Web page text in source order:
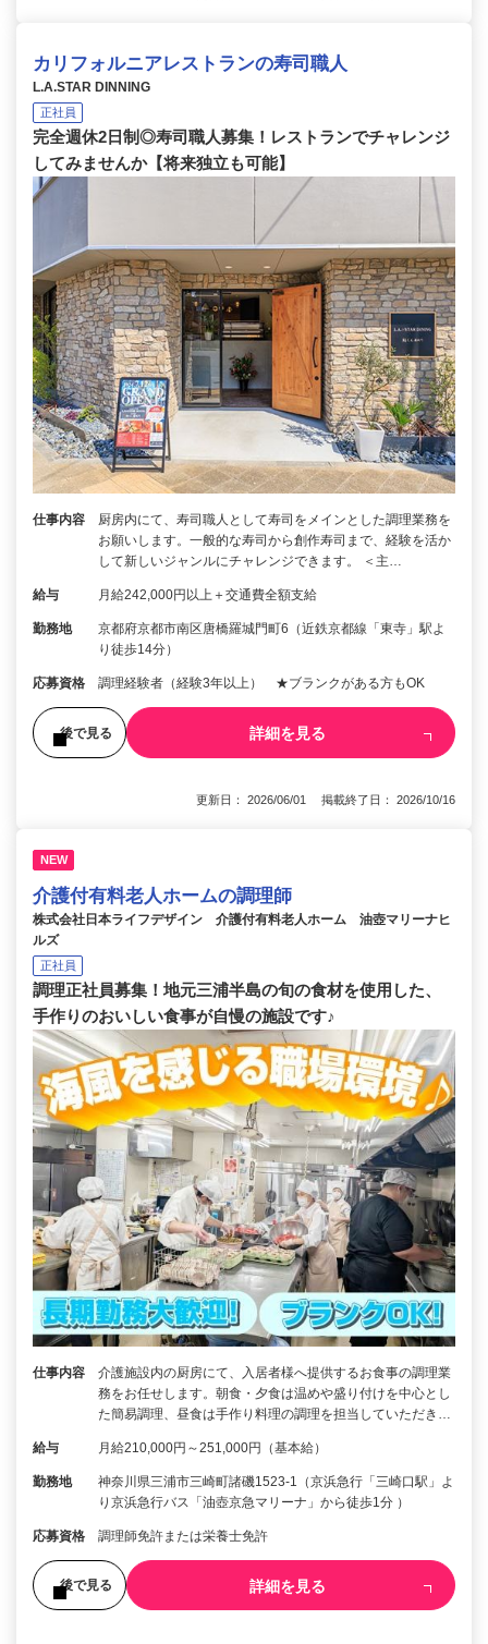
カリフォルニアレストランの寿司職人
L.A.STAR DINNING
正社員
完全週休2日制◎寿司職人募集！レストランでチャレンジ
してみませんか【将来独立も可能】
仕事内容
厨房内にて、寿司職人として寿司をメインとした調理業務を
お願いします。一般的な寿司から創作寿司まで、経験を活か
して新しいジャンルにチャレンジできます。 ＜主…
給与 月給242,000円以上＋交通費全額支給
勤務地
京都府京都市南区唐橋羅城門町6（近鉄京都線「東寺」駅よ
り徒歩14分）
応募資格 調理経験者（経験3年以上） ★ブランクがある方もOK
後で見る 詳細を見る
更新日： 2026/06/01 掲載終了日： 2026/10/16
NEW
介護付有料老人ホームの調理師
株式会社日本ライフデザイン 介護付有料老人ホーム 油壺マリーナヒ
ルズ
正社員
調理正社員募集！地元三浦半島の旬の食材を使用した、
手作りのおいしい食事が自慢の施設です♪
仕事内容
介護施設内の厨房にて、入居者様へ提供するお食事の調理業
務をお任せします。朝食・夕食は温めや盛り付けを中心とし
た簡易調理、昼食は手作り料理の調理を担当していただき…
給与 月給210,000円～251,000円（基本給）
勤務地
神奈川県三浦市三崎町諸磯1523-1（京浜急行「三崎口駅」よ
り京浜急行バス「油壺京急マリーナ」から徒歩1分 ）
応募資格 調理師免許または栄養士免許
後で見る 詳細を見る